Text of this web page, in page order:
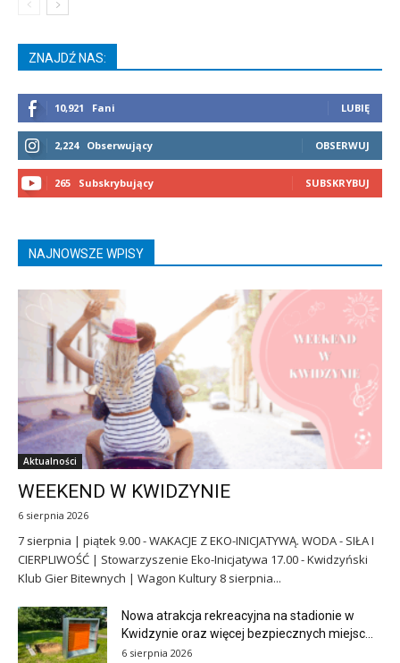
ZNAJDŹ NAS:
10,921 Fani LUBIĘ
2,224 Obserwujący OBSERWUJ
265 Subskrybujący SUBSKRYBUJ
NAJNOWSZE WPISY
Aktualności
WEEKEND W KWIDZYNIE
6 sierpnia 2026
7 sierpnia | piątek 9.00 - WAKACJE Z EKO-INICJATYWĄ. WODA - SIŁA I
CIERPLIWOŚĆ | Stowarzyszenie Eko-Inicjatywa 17.00 - Kwidzyński
Klub Gier Bitewnych | Wagon Kultury 8 sierpnia...
Nowa atrakcja rekreacyjna na stadionie w
Kwidzynie oraz więcej bezpiecznych miejsc...
6 sierpnia 2026